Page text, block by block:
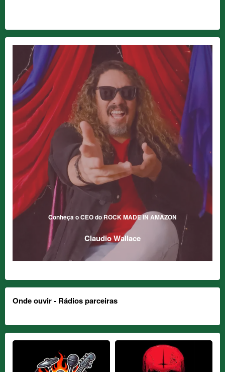
Conheça o CEO do ROCK MADE IN AMAZON
Claudio Wallace
Onde ouvir - Rádios parceiras